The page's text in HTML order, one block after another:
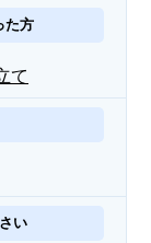
た方
て
い